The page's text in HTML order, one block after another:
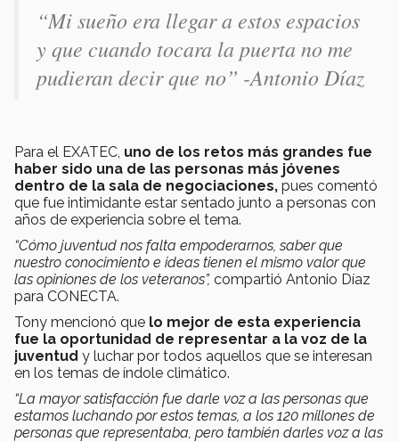
“Mi sueño era llegar a estos espacios
y que cuando tocara la puerta no me
pudieran decir que no” -Antonio Díaz
Para el EXATEC, uno de los retos más grandes fue
haber sido una de las personas más jóvenes
dentro de la sala de negociaciones, pues comentó
que fue intimidante estar sentado junto a personas con
años de experiencia sobre el tema.
“Cómo juventud nos falta empoderarnos, saber que
nuestro conocimiento e ideas tienen el mismo valor que
las opiniones de los veteranos”, compartió Antonio Díaz
para CONECTA.
Tony mencionó que lo mejor de esta experiencia
fue la oportunidad de representar a la voz de la
juventud y luchar por todos aquellos que se interesan
en los temas de índole climático.
“La mayor satisfacción fue darle voz a las personas que
estamos luchando por estos temas, a los 120 millones de
personas que representaba, pero también darles voz a las